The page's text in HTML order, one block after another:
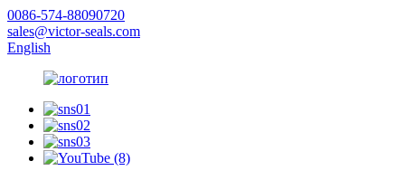
0086-574-88090720
sales@victor-seals.com
English